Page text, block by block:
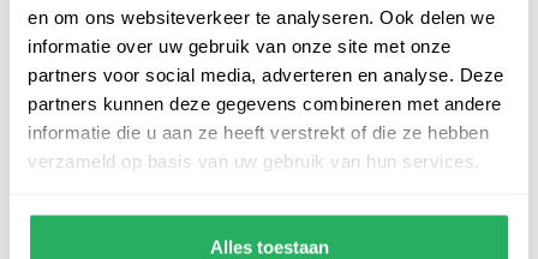
en om ons websiteverkeer te analyseren. Ook delen we
informatie over uw gebruik van onze site met onze
partners voor social media, adverteren en analyse. Deze
partners kunnen deze gegevens combineren met andere
informatie die u aan ze heeft verstrekt of die ze hebben
verzameld op basis van uw gebruik van hun services.
Alles toestaan
De afwerking van onze vlaggen is van hoge kwaliteit. Ze zijn
voorzien van een sterke kopband en een dubbele stiknaad, wat
bijdraagt aan hun duurzaamheid en stevigheid. Wij bieden de
vlag vanAchtkarspelenaan in verschillende afmetingen: 40x60
cm, 70x100 cm, 100x150 cm, 150x225 cm en 200x300 cm.